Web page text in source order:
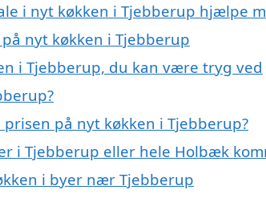
i nyt køkken i Tjebberup hjælpe
nyt køkken i Tjebberup
i Tjebberup, du kan være tryg ved
på nyt køkken i Tjebberup?
i Tjebberup eller hele Holbæk
i byer nær Tjebberup